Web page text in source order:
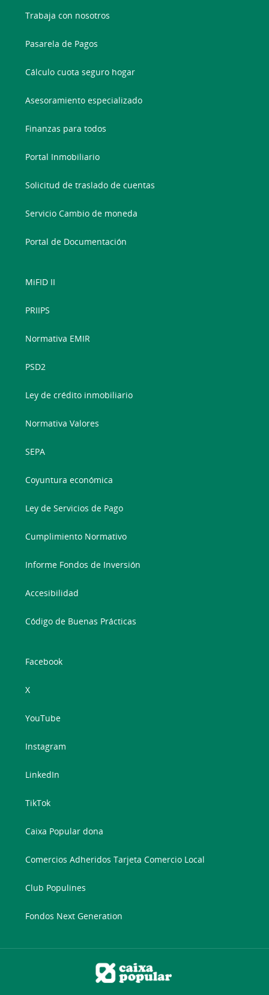
Trabaja con nosotros
Pasarela de Pagos
Cálculo cuota seguro hogar
Asesoramiento especializado
Finanzas para todos
Portal Inmobiliario
Solicitud de traslado de cuentas
Servicio Cambio de moneda
Portal de Documentación
MiFID II
PRIIPS
Normativa EMIR
PSD2
Ley de crédito inmobiliario
Normativa Valores
SEPA
Coyuntura económica
Ley de Servicios de Pago
Cumplimiento Normativo
Informe Fondos de Inversión
Accesibilidad
Código de Buenas Prácticas
Facebook
X
YouTube
Instagram
LinkedIn
TikTok
Caixa Popular dona
Comercios Adheridos Tarjeta Comercio Local
Club Populines
Fondos Next Generation